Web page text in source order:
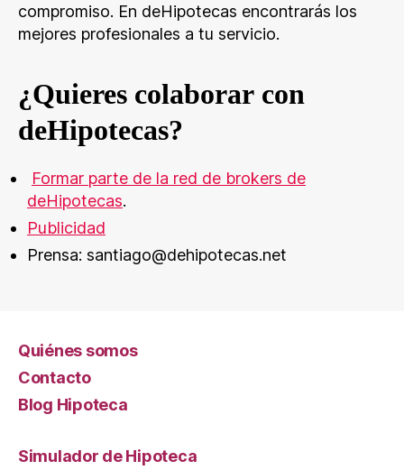
compromiso. En deHipotecas encontrarás los
mejores profesionales a tu servicio.
¿Quieres colaborar con
deHipotecas?
Formar parte de la red de brokers de
deHipotecas.
Publicidad
Prensa: santiago@dehipotecas.net
Quiénes somos
Contacto
Blog Hipoteca
Simulador de Hipoteca